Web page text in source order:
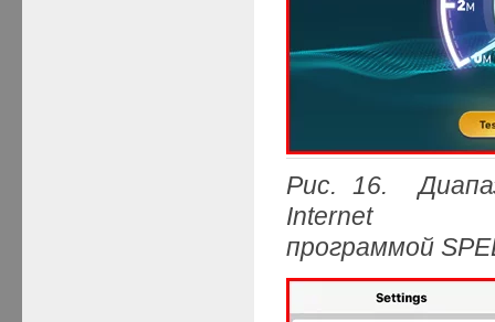
Рис. 16.
Internet
программой